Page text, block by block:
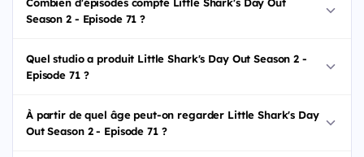
Season 2 - Episode 71 ?
Quel studio a produit Little Shark's Day Out Season 2 -
Episode 71 ?
À partir de quel âge peut-on regarder Little Shark's Day
Out Season 2 - Episode 71 ?